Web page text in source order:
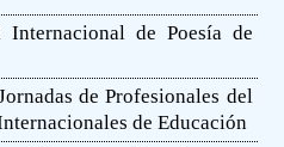
de Poesía de
de Profesionales del
de Educación